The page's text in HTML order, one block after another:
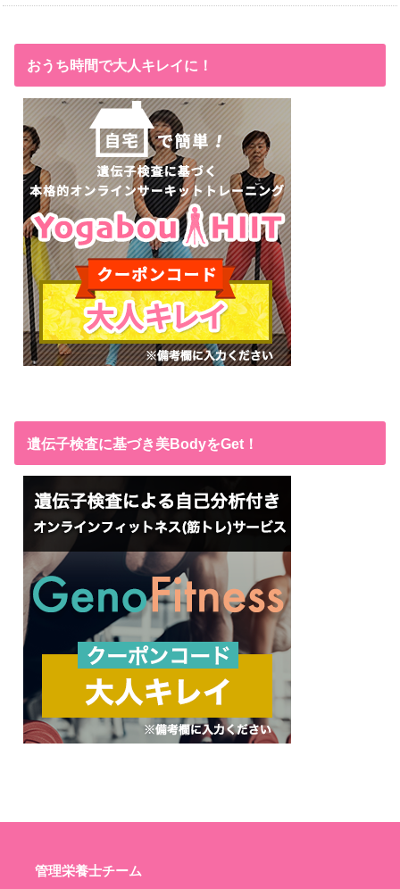
おうち時間で大人キレイに！
遺伝子検査に基づき美BodyをGet！
管理栄養士チーム